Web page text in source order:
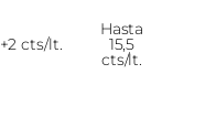
+2 cts/lt.
Hasta
15,5
cts/lt.